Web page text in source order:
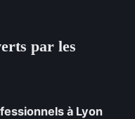
par les
à Lyon